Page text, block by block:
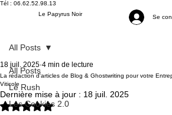
Le Papyrus Noir Se
Tél : 06.62.52.98.13
All Posts
Le Rush
Les Cookies 2.0
All Posts
La rédaction d'articles de Blog & Ghostwriting pour votre
Viticole
18 juil. 2025 4 min de lecture
Dernière mise à jour : 18 juil. 2025
Noté NaN étoiles sur 5.